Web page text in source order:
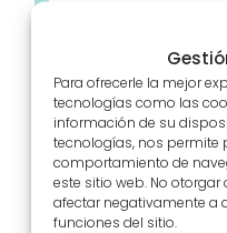
Para ofrecerle la mejor
tecnologías como las
información de su
tecnologías, nos permite
comportamiento de
este sitio web. No
afectar negativamente a
funciones del sitio.
(excepto
Formación